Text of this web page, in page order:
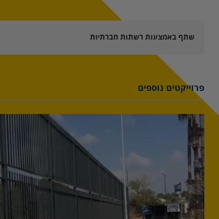
שתף באמצעות רשתות חברתיות
פרוייקטים נוספים